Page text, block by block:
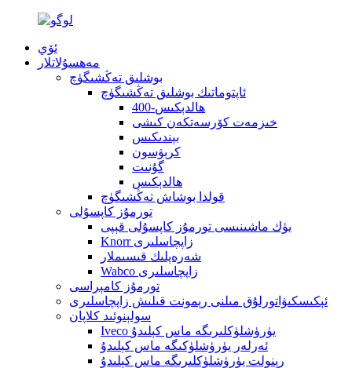
ئۆي
مەھسۇلاتلار
بوشلىق تەڭشىگۈچ
ئاپتوماتىك بوشلىق تەڭشىگۈچ
400-ھالدېكىس
خىزمەت كۆرسەتكەن كىشى
بېندىكىس
كرېۋسون
گۇنىت
ھالدېكىس
قولدا بوشاش تەڭشىگۈچ
تورمۇز كاپسۇلى
يۈك ماشىنىسى تورمۇز كاپسۇلى قېپى
Knorr زاپچاسلىرى
شەرەپلىك قىسىملار
Wabco زاپچاسلىرى
تورمۇز كامېراسى
ئېكىسكىۋاتورلۇق مىلنى رېمونت قىلىش زاپچاسلىرى
سولېنوئىد كلاپان
Iveco يۈرۈشلۈكلىرىگە ماس كېلىدۇ
ئەرلەر يۈرۈشلۈكىگە ماس كېلىدۇ
رېنولت يۈرۈشلۈكلىرىگە ماس كېلىدۇ